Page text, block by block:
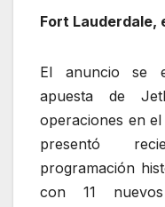
Fort Lauderdale,
El anuncio se
apuesta de
operaciones en
presentó
programación
con 11